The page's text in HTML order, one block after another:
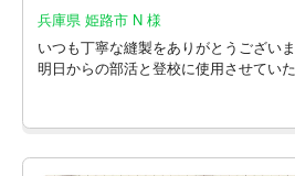
兵庫県 姫路市 N 様
いつも丁寧な縫製をありがとうございま
明日からの部活と登校に使用させていた